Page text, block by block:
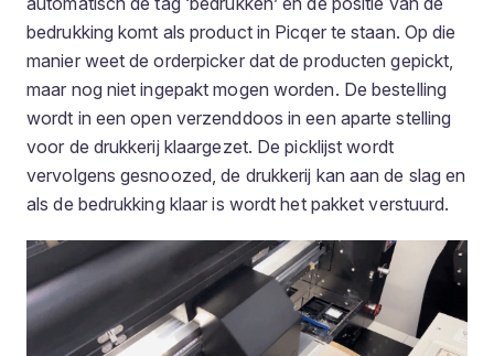
bedrukking komt als product in Picqer te staan. Op die
manier weet de orderpicker dat de producten gepickt,
maar nog niet ingepakt mogen worden. De bestelling
wordt in een open verzenddoos in een aparte stelling
voor de drukkerij klaargezet. De picklijst wordt
vervolgens gesnoozed, de drukkerij kan aan de slag en
als de bedrukking klaar is wordt het pakket verstuurd.